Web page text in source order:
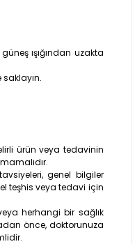
ışığından uzakta
ürün veya tedavinin
genel bilgiler
teşhis veya tedavi için
herhangi bir sağlık
önce, doktorunuza